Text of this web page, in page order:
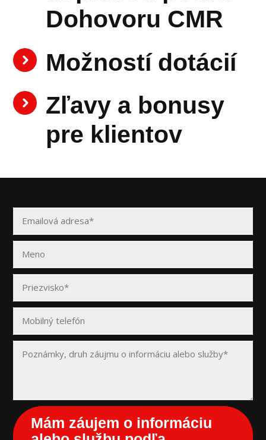
Dohovoru CMR
Možností dotácií
Zľavy a bonusy
pre klientov
Mám záujem o informáciu